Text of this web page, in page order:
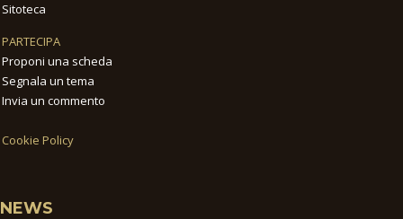
Sitoteca
PARTECIPA
Proponi una scheda
Segnala un tema
Invia un commento
Cookie Policy
NEWS